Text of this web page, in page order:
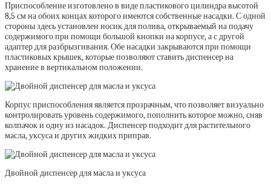
Приспособление изготовлено в виде пластикового цилиндра высотой
8,5 см на обоих концах которого имеются собственные насадки. С одной
стороны здесь установлен носик для полива, открываемый на подачу
содержимого при помощи большой кнопки на корпусе, а с другой
адаптер для разбрызгивания. Обе насадки закрываются при помощи
пластиковых крышек, которые позволяют ставить диспенсер на
хранение в вертикальном положении.
Корпус приспособления является прозрачным, что позволяет визуально
контролировать уровень содержимого, пополнить которое можно, сняв
колпачок и одну из насадок. Диспенсер подходит для растительного
масла, уксуса и других жидких приправ.
Двойной диспенсер для масла и уксуса